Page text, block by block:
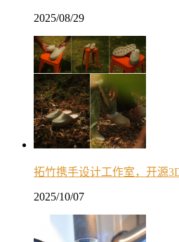
2025/08/29
拓竹携手设计工作室，开源
2025/10/07